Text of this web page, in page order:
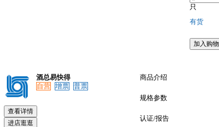
只
有货
加入购
酒总易快得
自营
增票 普票
查看详情
进店逛逛
商品介绍
规格参数
认证/报告